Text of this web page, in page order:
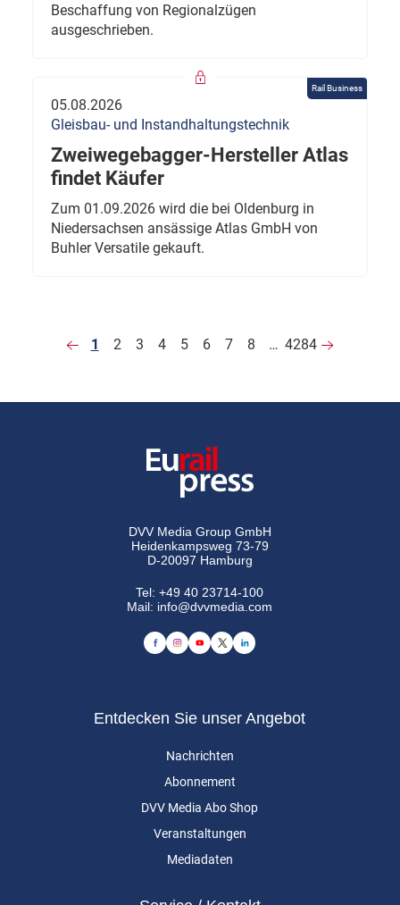
Beschaffung von Regionalzügen
ausgeschrieben.
Rail Business
05.08.2026
Gleisbau- und Instandhaltungstechnik
Zweiwegebagger-Hersteller Atlas
findet Käufer
Zum 01.09.2026 wird die bei Oldenburg in
Niedersachsen ansässige Atlas GmbH von
Buhler Versatile gekauft.
1 2 3 4 5 6 7 8 … 4284
DVV Media Group GmbH
Heidenkampsweg 73-79
D-20097 Hamburg
Tel:+49 40 23714-100
Mail: info@dvvmedia.com
Entdecken Sie unser Angebot
Nachrichten
Abonnement
DVV Media Abo Shop
Veranstaltungen
Mediadaten